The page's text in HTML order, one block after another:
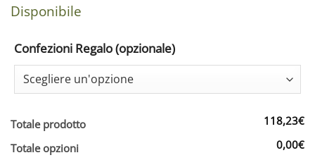
Disponibile
Confezioni Regalo (opzionale)
Totale prodotto
118,23€
Totale opzioni
0,00€